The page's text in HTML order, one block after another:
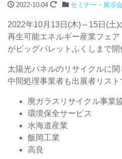
2022-10-04 セミナー・展示会
2022年10月13日(木)～15日(土)
再生可能エネルギー産業フェア
がビッグパレットふくしまで開
太陽光パネルのリサイクルに
中間処理事業者も出展者リスト
廃ガラスリサイクル事業
環境保全サービス
水海道産業
飯岡工業
高良